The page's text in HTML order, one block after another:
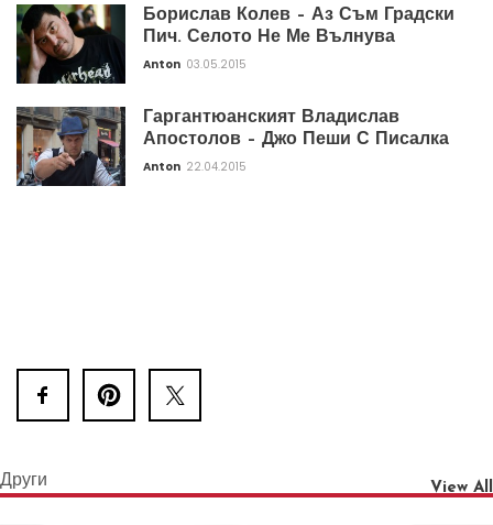
Борислав Колев – Аз Съм Градски
Пич. Селото Не Ме Вълнува
Anton 03.05.2015
Гаргантюанският Владислав
Апостолов – Джо Пеши С Писалка
Anton 22.04.2015
Други View All